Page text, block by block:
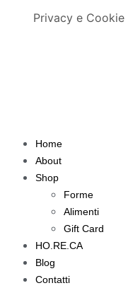
Privacy e Cookie
Home
About
Shop
Forme
Alimenti
Gift Card
HO.RE.CA
Blog
Contatti